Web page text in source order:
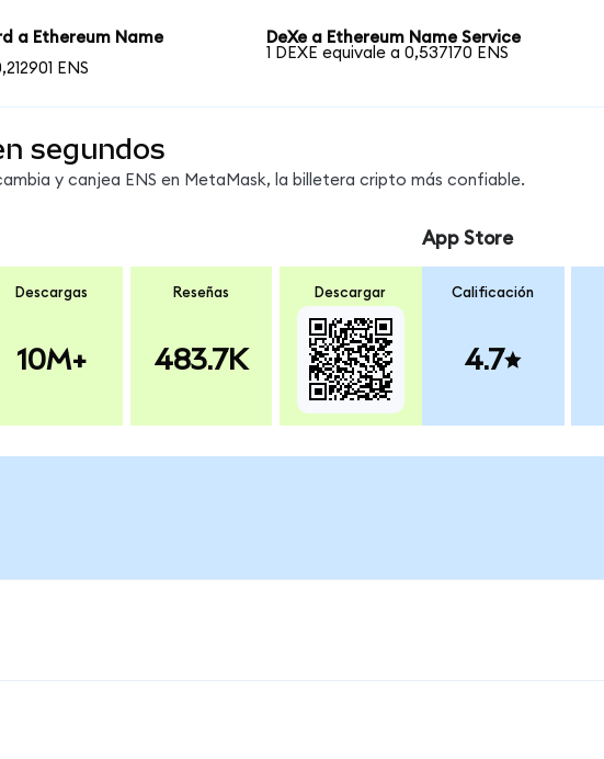
a Ethereum Name
ENS
DeXe a Ethereum Name Service
1 DEXE equivale a 0,537170 ENS
segundos
y canjea ENS en MetaMask, la billetera cripto más confiable.
Descargas
10M+
Reseñas
483.7K
Descargar
App Store
Calificación
4.7